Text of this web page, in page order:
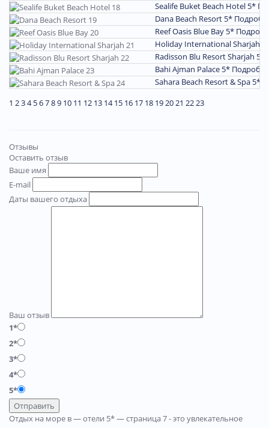
Sealife Buket Beach Hotel 5*
Dana Beach Resort 5*
Reef Oasis Blue Bay 5*
Holiday International Sharjah
Radisson Blu Resort Sharjah 5*
Bahi Ajman Palace 5*
Sahara Beach Resort & Spa 5*
1 234 56789 10 11 12 13 14 15 16 17 18 19 20 21 22 23
Отзывы
Оставить отзыв
Ваше имя
E-mail
Даты вашего отдыха
Ваш отзыв
1*
2*
3*
4*
5*
Отправить
Отдых на море в — отели 5* — страница 7 - это увлекательное